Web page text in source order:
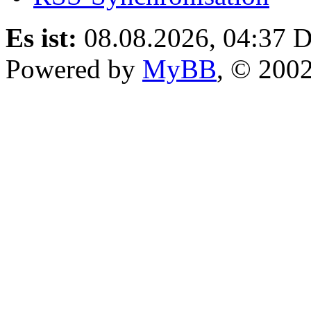
Es ist: 08.08.2026, 04:37
Powered by MyBB, ©